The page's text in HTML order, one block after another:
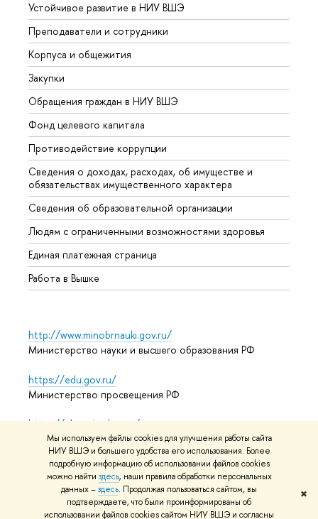
Мы используем файлы cookies для улучшения работы сайта
НИУ ВШЭ и большего удобства его использования. Более
подробную информацию об использовании файлов cookies
можно найти здесь, наши правила обработки персональных
данных –здесь. Продолжая пользоваться сайтом, вы
подтверждаете, что были проинформированы об
использовании файлов cookies сайтом НИУ ВШЭ и согласны
✖
Устойчивое развитие в НИУ ВШЭ
Преподаватели и сотрудники
Корпуса и общежития
Закупки
Обращения граждан в НИУ ВШЭ
Фонд целевого капитала
Противодействие коррупции
Сведения о доходах, расходах, об имуществе и
обязательствах имущественного характера
Сведения об образовательной организации
Людям с ограниченными возможностями здоровья
Единая платежная страница
Работа в Вышке
http://www.minobrnauki.gov.ru/
Министерство науки и высшего образования РФ
https://edu.gov.ru/
Министерство просвещения РФ
https://elearning.hse.ru/mooc
Массовые открытые онлайн-курсы
© НИУ ВШЭ 1993–2026 Адреса и контактыУсловия
использования материаловПолитика конфиденциальности